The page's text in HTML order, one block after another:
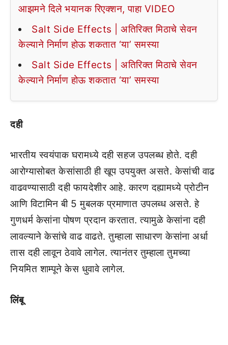
आझमने दिले भयानक रिएक्शन, पाहा VIDEO
Salt Side Effects | अतिरिक्त मिठाचे सेवन
केल्याने निर्माण होऊ शकतात ‘या’ समस्या
Salt Side Effects | अतिरिक्त मिठाचे सेवन
केल्याने निर्माण होऊ शकतात ‘या’ समस्या
दही
भारतीय स्वयंपाक घरामध्ये दही सहज उपलब्ध होते. दही
आरोग्यासोबत केसांसाठी ही खूप उपयुक्त असते. केसांची वाढ
वाढवण्यासाठी दही फायदेशीर आहे. कारण दह्यामध्ये प्रोटीन
आणि विटामिन बी 5 मुबलक प्रमाणात उपलब्ध असते. हे
गुणधर्म केसांना पोषण प्रदान करतात. त्यामुळे केसांना दही
लावल्याने केसांचे वाढ वाढते. तुम्हाला साधारण केसांना अर्धा
तास दही लावून ठेवावे लागेल. त्यानंतर तुम्हाला तुमच्या
नियमित शाम्पूने केस धुवावे लागेल.
लिंबू